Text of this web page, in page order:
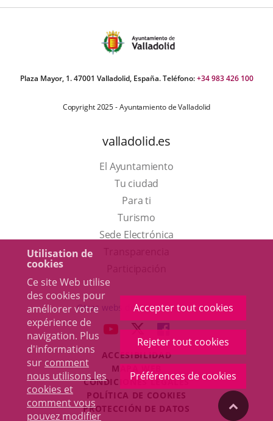
Utilisation de
cookies
Ce site Web utilise
des cookies pour
améliorer votre
expérience de
navigation. Plus
d'informations
sur comment
nous utilisons les
cookies et
comment vous
pouvez modifier
Accepter tout cookies
Rejeter tout cookies
Préférences de cookies
Plaza Mayor, 1. 47001 Valladolid, España. Teléfono:+34 983 426 100
Copyright 2025 - Ayuntamiento de Valladolid
valladolid.es
El Ayuntamiento
Tu ciudad
Para ti
TurismoEste
enlace
una
ventana
nueva.
Sede Electrónica
externa.
Otras webs del ayuntamiento
ENLACE
UNA
APLICACIÓN
EXTERNA.
ENLACE
A
UNA
APLICACIÓN
EXTERNA.
ENLACE
A
UNA
APLICACIÓN
EXTERNA.
ACCESIBILIDAD
MAPA WEB
CONDICIONES LEGALES
POLÍTICA DE COOKIES
PROTECCIÓN DE DATOS
"Volver